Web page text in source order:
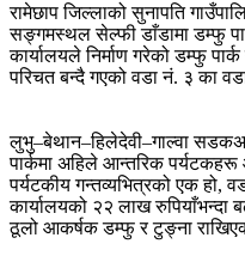
रामेछाप जिल्लाको सुनापति
सङ्गमस्थल सेल्फी डाँडामा डम्फु
कार्यालयले निर्माण गरेको डम्फु
परिचत बन्दै गएको वडा नं. ३ का
लुभु–बेथान–हिलेदेवी–गाल्वा
पार्कमा अहिले आन्तरिक
पर्यटकीय गन्तव्यभित्रको एक हो,
कार्यालयको २२ लाख रुपियाँभन्दा
ठूलो आकर्षक डम्फु र टुङ्ना